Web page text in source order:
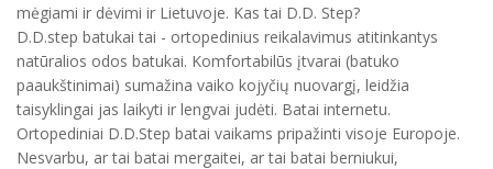
mėgiami ir dėvimi ir Lietuvoje. Kas tai D.D. Step?
D.D.step batukai tai - ortopedinius reikalavimus atitinkantys
natūralios odos batukai. Komfortabilūs įtvarai (batuko
paaukštinimai) sumažina vaiko kojyčių nuovargį, leidžia
taisyklingai jas laikyti ir lengvai judėti. Batai internetu.
Ortopediniai D.D.Step batai vaikams pripažinti visoje Europoje.
Nesvarbu, ar tai batai mergaitei, ar tai batai berniukui,